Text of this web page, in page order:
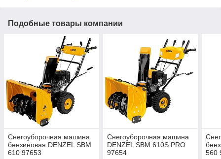
Подобные товары компании
Снегоуборочная машина
бензиновая DENZEL SBM
610 97653
Снегоуборочная машина
DENZEL SBM 610S PRO
97654
560